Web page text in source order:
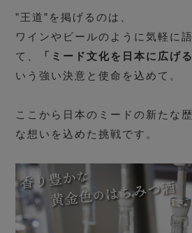
”王道”を掲げるのは、
ワインやビールのように気軽に
て、
「ミード文化を日本に広げ
いう強い決意と使命を込めて。
ここから日本のミードの新たな
な想いを込めた挑戦です。